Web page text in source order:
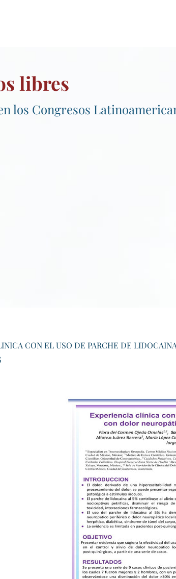
libres
los Congresos
CON EL USO DE PARCHE DE